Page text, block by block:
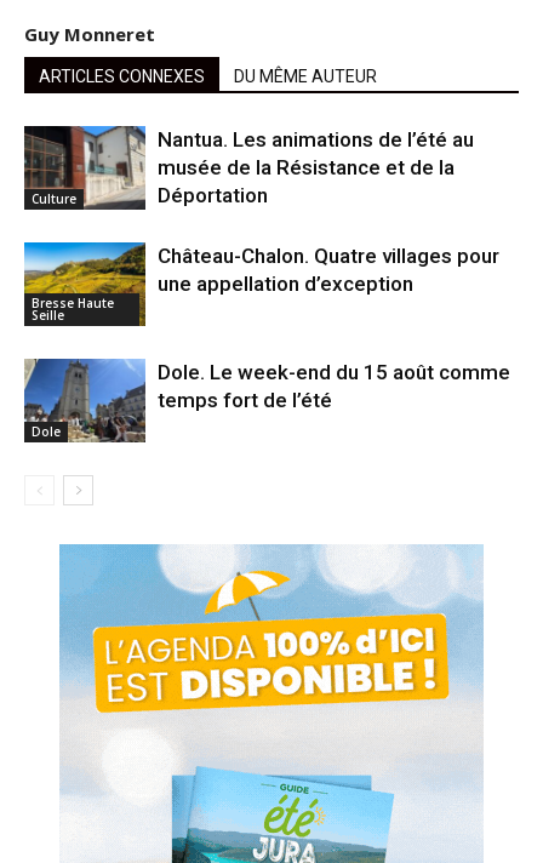
Guy Monneret
ARTICLES CONNEXES DU MÊME AUTEUR
Culture
Nantua. Les animations de l’été au
musée de la Résistance et de la
Déportation
Bresse Haute
Seille
Château-Chalon. Quatre villages pour
une appellation d’exception
Dole
Dole. Le week-end du 15 août comme
temps fort de l’été